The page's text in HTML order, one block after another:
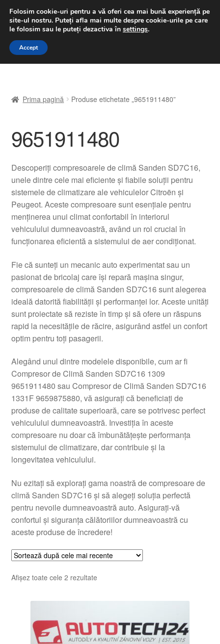
LIVRARE de la 33 lei
luni-vineri 9 a.m. - 4 p.m.031 229 6816
Sari
Sari
A lua legatura
Contul meu
Despre noi
Finalizare comandă
Livrare
Livrare în toată lumea
Plângere
Plățile
Politică de confidențialitate
Procedura de reclamație
Termeni si conditii
Prima pagină Produse etichetate „9651911480”
9651911480
Descoperiți compresoarele de climă Sanden SD7C16,
unele dintre cele mai eficiente și fiabile soluții pentru
sistemele de climatizare ale vehiculelor Citroën și
Peugeot. Aceste compresoare sunt esențiale pentru
menținerea unui climat confortabil în interiorul
vehiculului dumneavoastră, având un rol crucial în
funcționarea eficientă a sistemului de aer condiționat.
Fie că sunteți un mecanic auto experimentat sau un
pasionat de bricolaj care își repară mașina singur,
compresoarele de climă Sanden SD7C16 sunt alegerea
ideală datorită fiabilității și performanței lor. Aceste unități
sunt proiectate să reziste în timp și să ofere un răspuns
rapid la necesitățile de răcire, asigurând astfel un confort
optim pentru toți pasagerii.
Alegând unul dintre modelele disponibile, cum ar fi
Compresor de Climă Sanden SD7C16 1309
9651911480 sau Compresor de Climă Sanden SD7C16
1331F 9659875880, vă asigurați că beneficiați de
produse de calitate superioară, care se potrivesc perfect
vehiculului dumneavoastră. Investiția în aceste
compresoare nu doar că îmbunătățește performanța
sistemului de climatizare, dar contribuie și la
longevitatea vehiculului.
Nu ezitați să explorați gama noastră de compresoare de
climă Sanden SD7C16 și să alegeți soluția perfectă
pentru nevoile dumneavoastră auto. Asigurați-vă
confortul și siguranța călătoriilor dumneavoastră cu
aceste produse de încredere!
Afișez toate cele 2 rezultateSortat
recente
Folosim cookie-uri pentru a vă oferi cea mai bună experiență pe
site-ul nostru. Puteți afla mai multe despre cookie-urile pe care
le folosim sau le puteți dezactiva în settings.
Accept